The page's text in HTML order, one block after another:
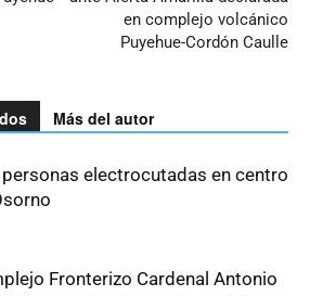
en complejo volcánico
Puyehue-Cordón Caulle
Más del autor
personas electrocutadas en centro
Fronterizo Cardenal Antonio